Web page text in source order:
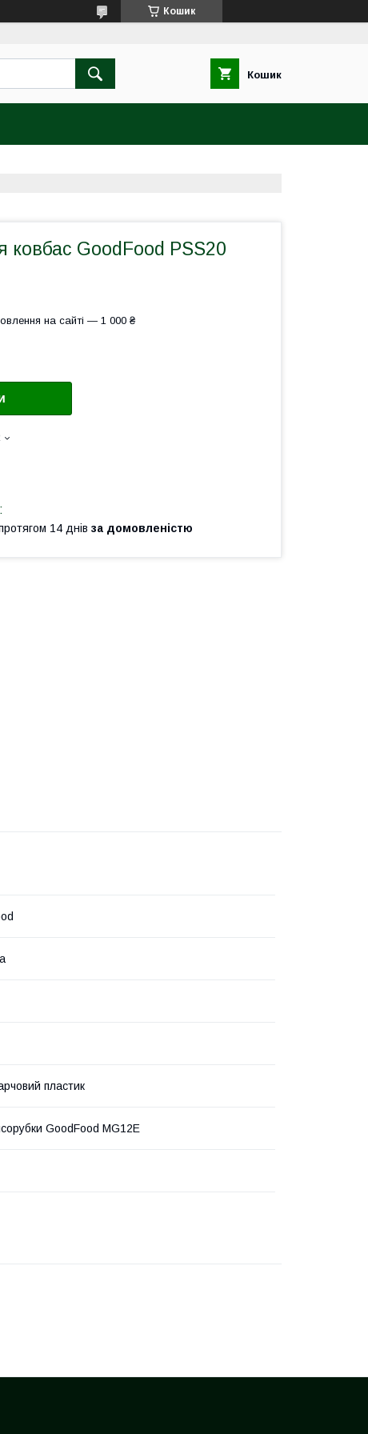
Кошик
Кошик
ковбас GoodFood PSS20
на сайті — 1 000 ₴
14 днів за домовленістю
пластик
GoodFood MG12E